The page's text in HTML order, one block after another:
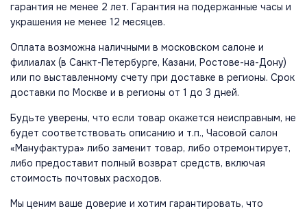
гарантия не менее 2 лет. Гарантия на подержанные часы и
украшения не менее 12 месяцев.
Оплата возможна наличными в московском салоне и
филиалах (в Санкт-Петербурге, Казани, Ростове-на-Дону)
или по выставленному счету при доставке в регионы. Срок
доставки по Москве и в регионы от 1 до 3 дней.
Будьте уверены, что если товар окажется неисправным, не
будет соответствовать описанию и т.п., Часовой салон
«Мануфактура» либо заменит товар, либо отремонтирует,
либо предоставит полный возврат средств, включая
стоимость почтовых расходов.
Мы ценим ваше доверие и хотим гарантировать, что